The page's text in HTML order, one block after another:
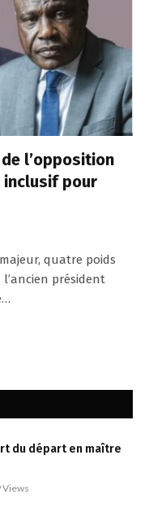
l’opposition
inclusif pour
quatre poids
président
du départ en maître
Views